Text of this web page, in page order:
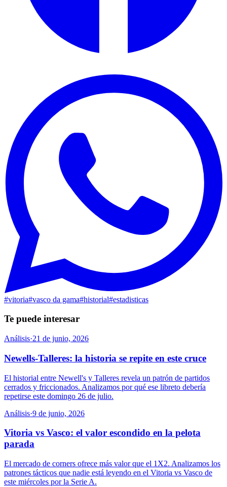
#vitoria#vasco da gama#historial#estadisticas
Te puede interesar
Análisis·21 de junio, 2026
Newells-Talleres: la historia se repite en este cruce
El historial entre Newell's y Talleres revela un patrón de partidos
cerrados y friccionados. Analizamos por qué ese libreto debería
repetirse este domingo 26 de julio.
Análisis·9 de junio, 2026
Vitoria vs Vasco: el valor escondido en la pelota
parada
El mercado de corners ofrece más valor que el 1X2. Analizamos los
patrones tácticos que nadie está leyendo en el Vitoria vs Vasco de
este miércoles por la Serie A.